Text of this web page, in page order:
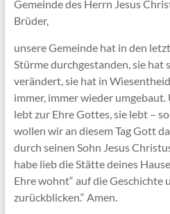
Gemeinde des Herrn Jesus
Brüder,
unsere Gemeinde hat in den
Stürme durchgestanden, sie hat
verändert, sie hat in
immer, immer wieder umgebaut.
lebt zur Ehre Gottes, sie lebt –
wollen wir an diesem Tag Gott
durch seinen Sohn Jesus
habe lieb die Stätte deines
Ehre wohnt“ auf die Geschichte
zurückblicken.“ Amen.